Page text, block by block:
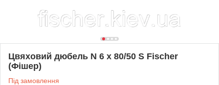
Цвяховий дюбель N 6 x 80/50 S Fischer
(Фішер)
Під замовлення